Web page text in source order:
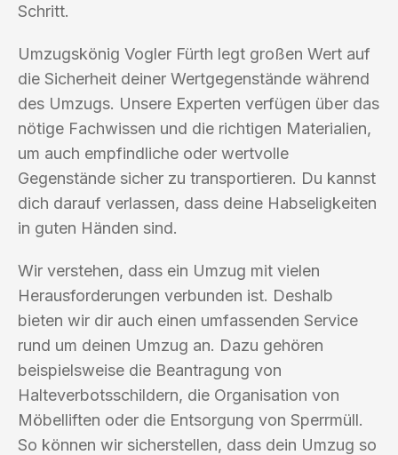
Schritt.
Umzugskönig Vogler Fürth legt großen Wert auf
die Sicherheit deiner Wertgegenstände während
des Umzugs. Unsere Experten verfügen über das
nötige Fachwissen und die richtigen Materialien,
um auch empfindliche oder wertvolle
Gegenstände sicher zu transportieren. Du kannst
dich darauf verlassen, dass deine Habseligkeiten
in guten Händen sind.
Wir verstehen, dass ein Umzug mit vielen
Herausforderungen verbunden ist. Deshalb
bieten wir dir auch einen umfassenden Service
rund um deinen Umzug an. Dazu gehören
beispielsweise die Beantragung von
Halteverbotsschildern, die Organisation von
Möbelliften oder die Entsorgung von Sperrmüll.
So können wir sicherstellen, dass dein Umzug so